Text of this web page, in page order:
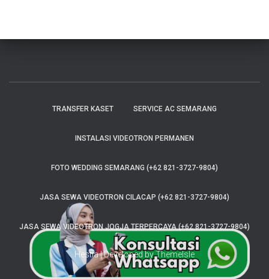
TRANSFER KASET SERVICE AC SEMARANG
INSTALASI VIDEOTRON PERMANEN
FOTO WEDDING SEMARANG (+62 821-3727-9804)
JASA SEWA VIDEOTRON CILACAP (+62 821-3727-9804)
JASA SEWA VIDEOTRON JOGJA TERPERCAYA (+62 821-3727-9804)
Hestia | Developed byThemeIsle